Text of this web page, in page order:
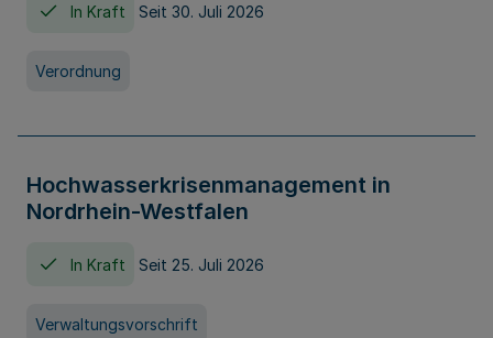
In Kraft Seit 30. Juli 2026
Verordnung
Hochwasserkrisenmanagement in
Nordrhein-Westfalen
In Kraft Seit 25. Juli 2026
Verwaltungsvorschrift